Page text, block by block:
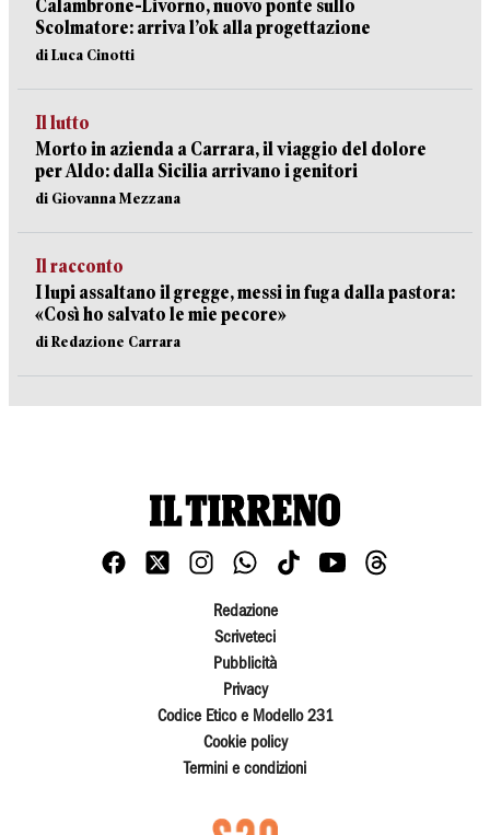
Calambrone-Livorno, nuovo ponte sullo
Scolmatore: arriva l’ok alla progettazione
di Luca Cinotti
Il lutto
Morto in azienda a Carrara, il viaggio del dolore
per Aldo: dalla Sicilia arrivano i genitori
di Giovanna Mezzana
Il racconto
I lupi assaltano il gregge, messi in fuga dalla pastora:
«Così ho salvato le mie pecore»
di Redazione Carrara
Redazione
Scriveteci
Pubblicità
Privacy
Codice Etico e Modello 231
Cookie policy
Termini e condizioni